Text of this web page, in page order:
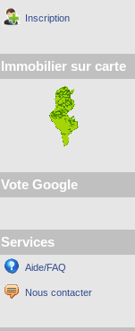
Inscription
Immobilier sur carte
Vote Google
Services
Aide/FAQ
Nous contacter